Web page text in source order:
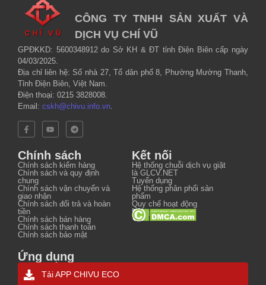
CÔNG TY TNHH SẢN XUẤT VÀ
DỊCH VỤ CHÍ VŨ
GPĐKKD: 5600348912 do Sở KH & ĐT tỉnh Điện Biên cấp ngày
04/03/2025.
Địa chỉ liên hệ: Số nhà 27, Tổ dân phố 8, Phường Mường Thanh,
Tỉnh Điện Biên, Việt Nam.
Điện thoại: 0215 3828008.
Email: cskh@chivu.info.vn.
Chính sách
Chính sách kiểm hàng
Chính sách và quy định
chung
Chính sách vận chuyển và
giao nhận
Chính sách đổi trả và hoàn
tiền
Chính sách bán hàng
Chính sách thanh toán
Chính sách bảo mật
Kết nối
Hệ thống chuỗi dịch vụ giặt
là GLCV.NET
Tuyển dụng
Hệ thống phân phối sản
phẩm
Quy chế hoạt động
Nội quy
Ứng dụng
Tải APP CHIVU ECO